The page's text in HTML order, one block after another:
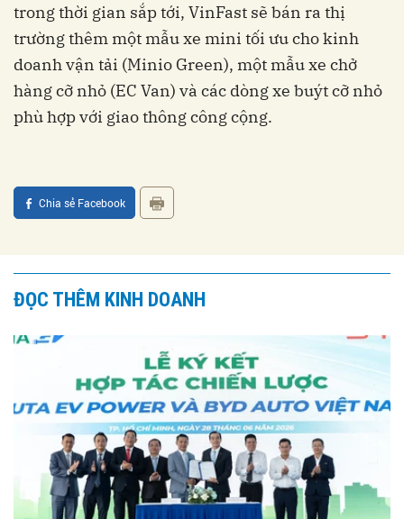
trong thời gian sắp tới, VinFast sẽ bán ra thị
trường thêm một mẫu xe mini tối ưu cho kinh
doanh vận tải (Minio Green), một mẫu xe chở
hàng cỡ nhỏ (EC Van) và các dòng xe buýt cỡ nhỏ
phù hợp với giao thông công cộng.
Chia sẻ Facebook
ĐỌC THÊM KINH DOANH